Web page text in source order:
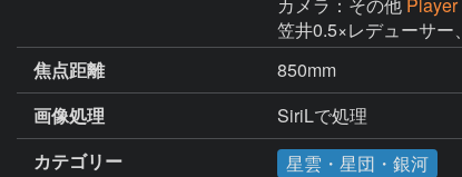
カメラ：その他
笠井0.5×レデューサ
焦点距離
850mm
画像処理
SiriLで処理
カテゴリー
星雲・星団・銀河